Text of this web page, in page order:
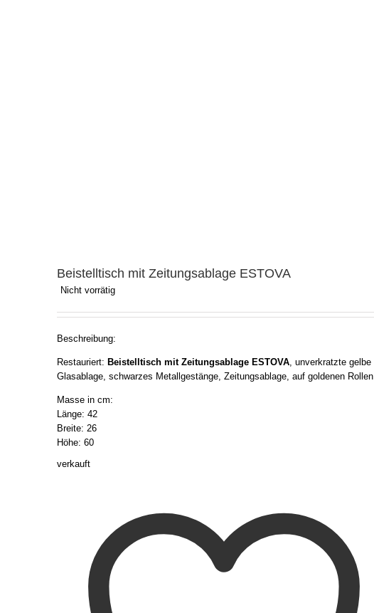
Beistelltisch mit Zeitungsablage ESTOVA
Nicht vorrätig
Beschreibung:
Restauriert: Beistelltisch mit Zeitungsablage ESTOVA , unverkratzte gelbe
Glasablage, schwarzes Metallgestänge, Zeitungsablage, auf goldenen Rollen
Masse in cm:
Länge: 42
Breite: 26
Höhe: 60
verkauft